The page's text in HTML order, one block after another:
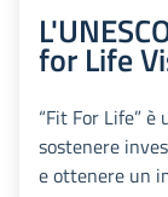
for Life
“Fit For Life”
sostenere
e ottenere un